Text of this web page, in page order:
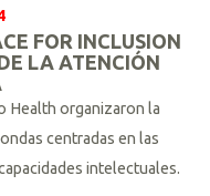
FOR INCLUSION
LA ATENCIÓN
Health organizaron la
centradas en las
intelectuales.